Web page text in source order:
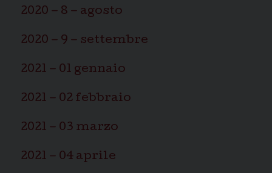
2020 – 8 – agosto
2020 – 9 – settembre
2021 – 01 gennaio
2021 – 02 febbraio
2021 – 03 marzo
2021 – 04 aprile